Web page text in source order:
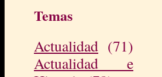
Temas
Actualidad (71)
Actualidad e